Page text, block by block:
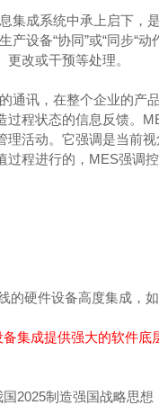
集成系统中承上启下，
生产设备“协同”或“同步
改或干预等处理。
通讯，在整个企业的产
过程状态的信息反馈。
理活动。它强调是当前
过程进行的，MES强调
的硬件设备高度集成，
集成提供强大的软件底
2025制造强国战略思